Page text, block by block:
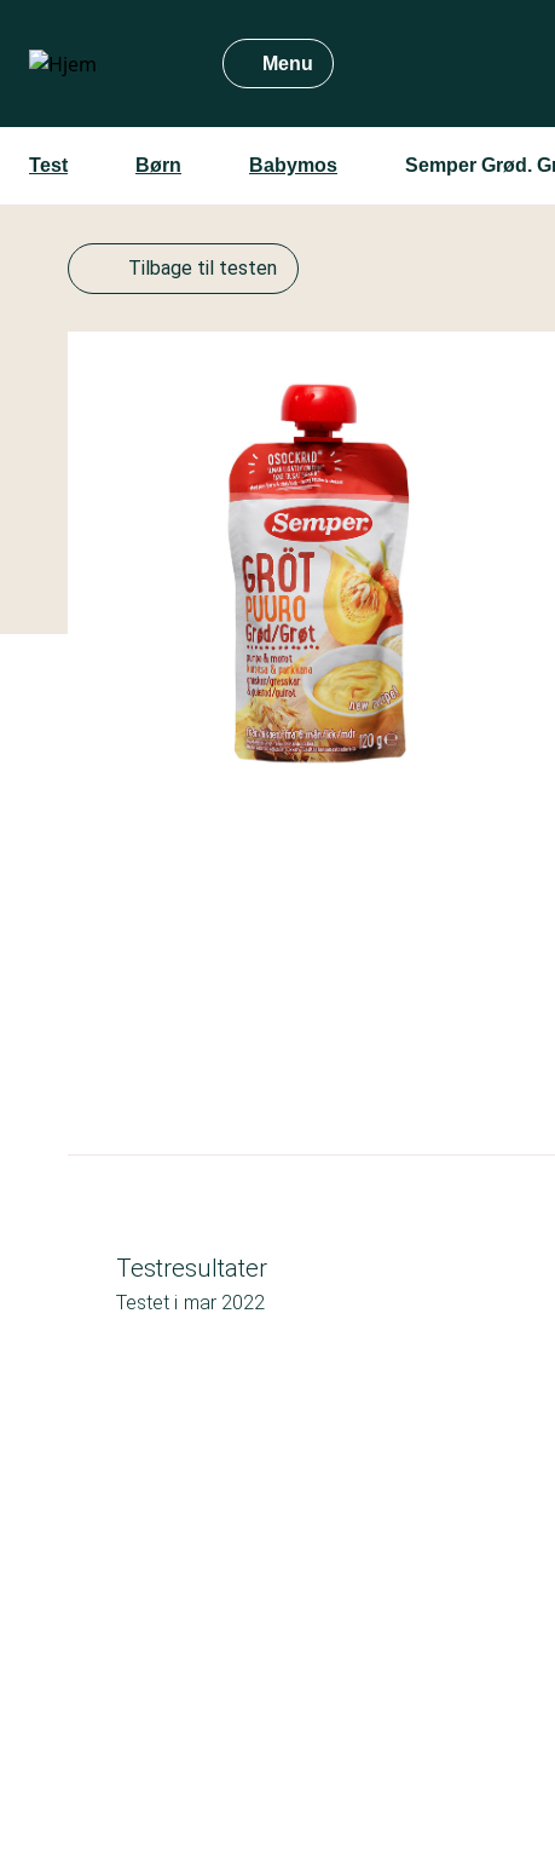
hovedindhold
Menu
Test Børn Babymos Semper Grød.
Tilbage til testen
Testresultater
Testet i mar 2022